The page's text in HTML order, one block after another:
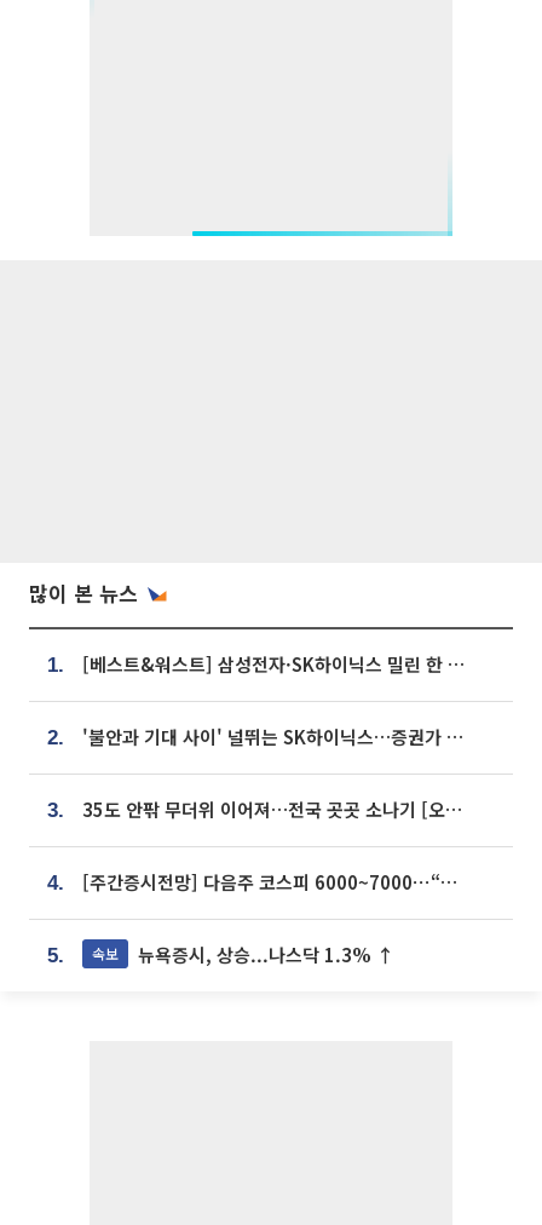
많이 본 뉴스
1. [베스트&워스트] 삼성전자·SK하이닉스 밀린 한 주…상상인증권은 85% 급등
2. '불안과 기대 사이' 널뛰는 SK하이닉스…증권가 "HBM4·LTA 기반 펀터멘털 견고"
3. 35도 안팎 무더위 이어져…전국 곳곳 소나기 [오늘 날씨]
4. [주간증시전망] 다음주 코스피 6000~7000⋯“外人 수급은 정책이 변수”
5. 속보 뉴욕증시, 상승...나스닥 1.3% ↑